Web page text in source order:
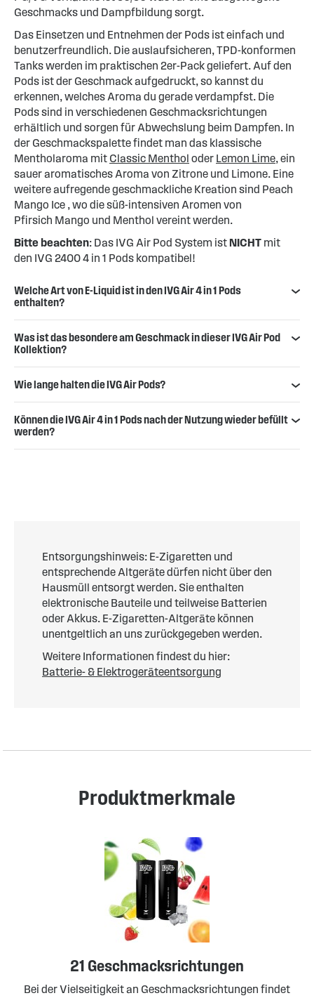
Geschmacks und Dampfbildung sorgt.
Das Einsetzen und Entnehmen der Pods ist einfach und
benutzerfreundlich. Die auslaufsicheren, TPD-konformen
Tanks werden im praktischen 2er-Pack geliefert. Auf den
Pods ist der Geschmack aufgedruckt, so kannst du
erkennen, welches Aroma du gerade verdampfst. Die
Pods sind in verschiedenen Geschmacksrichtungen
erhältlich und sorgen für Abwechslung beim Dampfen. In
der Geschmackspalette findet man das klassische
Mentholaroma mit Classic Menthol oder Lemon Lime, ein
sauer aromatisches Aroma von Zitrone und Limone. Eine
weitere aufregende geschmackliche Kreation sind Peach
Mango Ice , wo die süß-intensiven Aromen von
Pfirsich Mango und Menthol vereint werden.
Bitte beachten: Das IVG Air Pod System istNICHT mit
den IVG 2400 4 in 1 Pods kompatibel!
Welche Art von E-Liquid ist in den IVG Air 4 in 1 Pods
enthalten?
Was ist das besondere am Geschmack in dieser IVG Air Pod
Kollektion?
Wie lange halten die IVG Air Pods?
Können die IVG Air 4 in 1 Pods nach der Nutzung wieder befüllt
werden?
Entsorgungshinweis: E-Zigaretten und
entsprechende Altgeräte dürfen nicht über den
Hausmüll entsorgt werden. Sie enthalten
elektronische Bauteile und teilweise Batterien
oder Akkus. E-Zigaretten-Altgeräte können
unentgeltlich an uns zurückgegeben werden.
Weitere Informationen findest du hier:
Batterie- & Elektrogeräteentsorgung
Produktmerkmale
21 Geschmacksrichtungen
Bei der Vielseitigkeit an Geschmacksrichtungen findet